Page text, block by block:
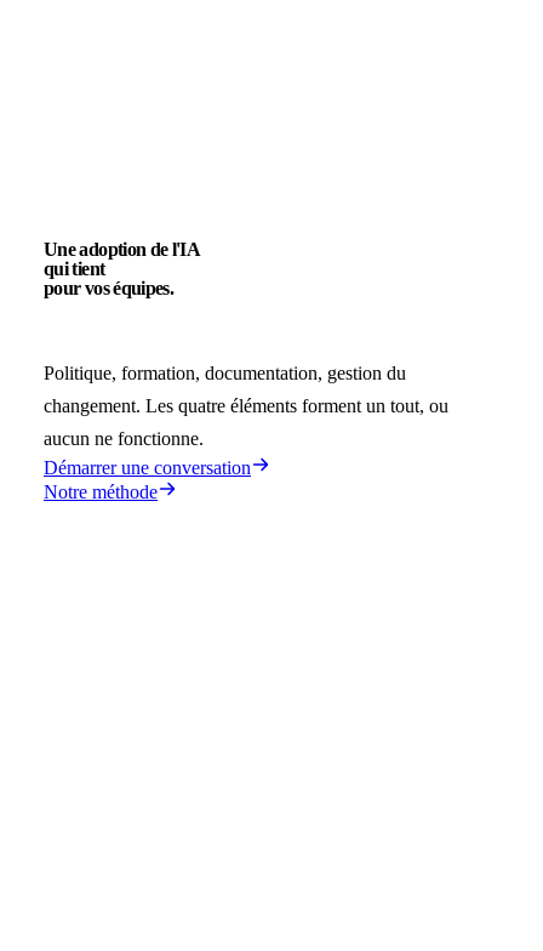
Une adoption de l'IA
qui tient
pour vos équipes.
Politique, formation, documentation, gestion du
changement. Les quatre éléments forment un tout, ou
aucun ne fonctionne.
Démarrer une conversation
Notre méthode